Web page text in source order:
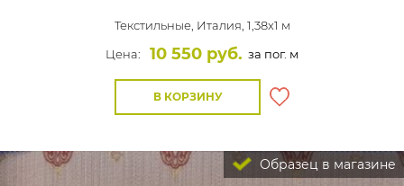
Текстильные, Италия, 1,38x1 м
Цена:
10 550 руб. за пог. м
В КОРЗИНУ
Образец в магазине